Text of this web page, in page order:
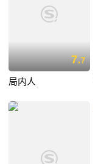
7.7
局内人